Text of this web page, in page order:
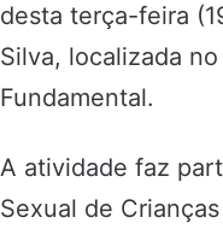
desta terça-feira
Silva, localizada
Fundamental.
A atividade faz
Sexual de